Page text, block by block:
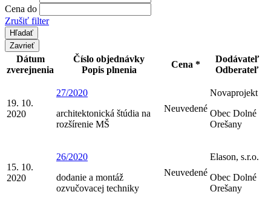
Cena do
Zrušiť filter
Zavrieť
Dátum
zverejnenia
Číslo objednávky
Popis plnenia
Cena *
Dodávateľ
Odberateľ
19. 10.
2020
27/2020
architektonická štúdia na
rozšírenie MŠ
Neuvedené
Novaprojekt
Obec Dolné
Orešany
15. 10.
2020
26/2020
dodanie a montáž
ozvučovacej techniky
Neuvedené
Elason, s.r.o.
Obec Dolné
Orešany